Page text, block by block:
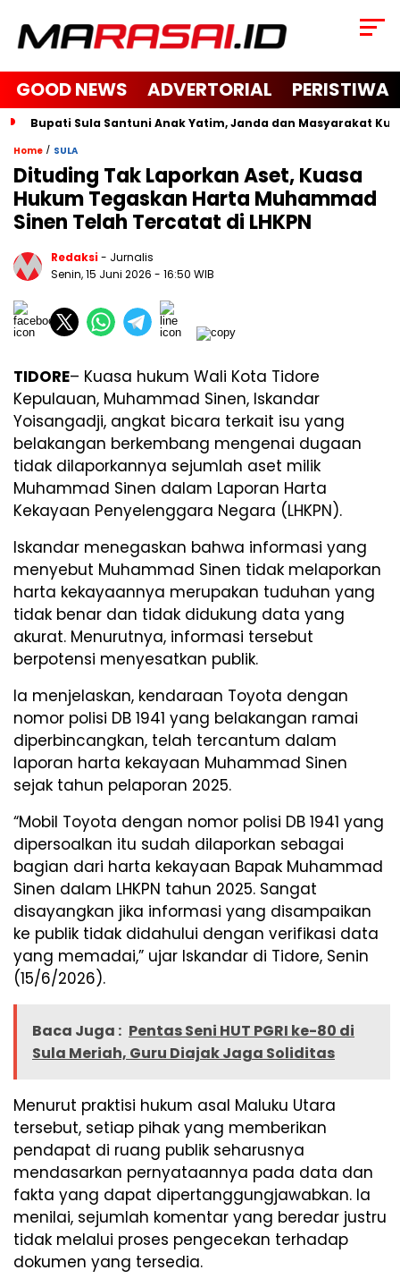
GOOD NEWS ADVERTORIAL PERISTIWA
Bupati Sula Santuni Anak Yatim, Janda dan Masyarakat
Home / SULA
Dituding Tak Laporkan Aset, Kuasa
Hukum Tegaskan Harta Muhammad
Sinen Telah Tercatat di LHKPN
Redaksi- Jurnalis
Senin, 15 Juni 2026 - 16:50 WIB
TIDORE– Kuasa hukum Wali Kota Tidore
Kepulauan, Muhammad Sinen, Iskandar
Yoisangadji, angkat bicara terkait isu yang
belakangan berkembang mengenai dugaan
tidak dilaporkannya sejumlah aset milik
Muhammad Sinen dalam Laporan Harta
Kekayaan Penyelenggara Negara (LHKPN).
Iskandar menegaskan bahwa informasi yang
menyebut Muhammad Sinen tidak melaporkan
harta kekayaannya merupakan tuduhan yang
tidak benar dan tidak didukung data yang
akurat. Menurutnya, informasi tersebut
berpotensi menyesatkan publik.
Ia menjelaskan, kendaraan Toyota dengan
nomor polisi DB 1941 yang belakangan ramai
diperbincangkan, telah tercantum dalam
laporan harta kekayaan Muhammad Sinen
sejak tahun pelaporan 2025.
“Mobil Toyota dengan nomor polisi DB 1941 yang
dipersoalkan itu sudah dilaporkan sebagai
bagian dari harta kekayaan Bapak Muhammad
Sinen dalam LHKPN tahun 2025. Sangat
disayangkan jika informasi yang disampaikan
ke publik tidak didahului dengan verifikasi data
yang memadai,” ujar Iskandar di Tidore, Senin
(15/6/2026).
Baca Juga : Pentas Seni HUT PGRI ke-80 di
Sula Meriah, Guru Diajak Jaga Soliditas
Menurut praktisi hukum asal Maluku Utara
tersebut, setiap pihak yang memberikan
pendapat di ruang publik seharusnya
mendasarkan pernyataannya pada data dan
fakta yang dapat dipertanggungjawabkan. Ia
menilai, sejumlah komentar yang beredar justru
tidak melalui proses pengecekan terhadap
dokumen yang tersedia.